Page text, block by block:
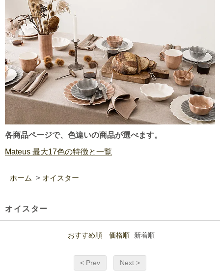
各商品ページで、色違いの商品が選べます。
Mateus 最大17色の特徴と一覧
ホーム > オイスター
オイスター
おすすめ順 価格順 新着順
< Prev Next >